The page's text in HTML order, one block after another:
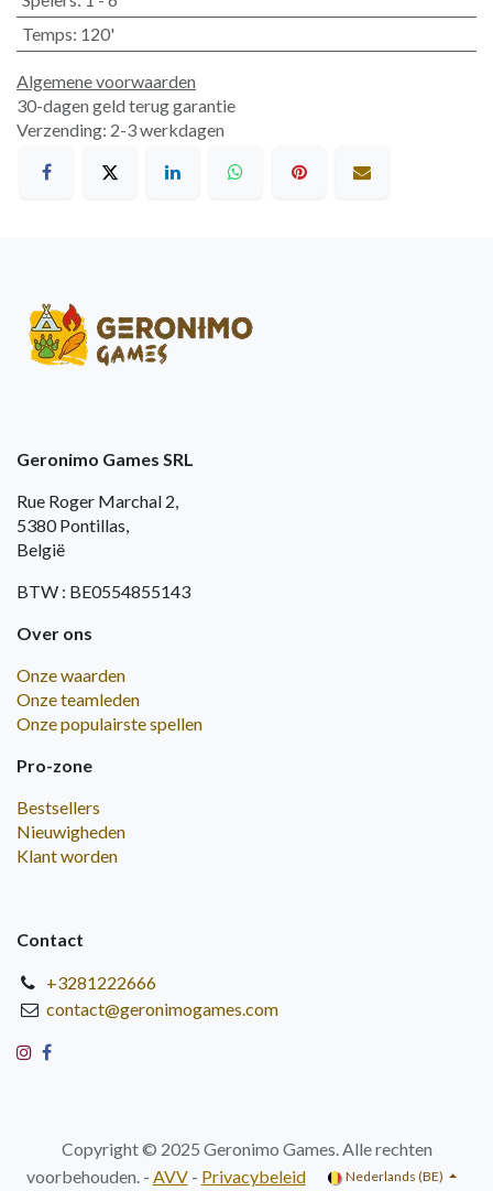
Temps: 120'
Algemene voorwaarden
30-dagen geld terug garantie
Verzending: 2-3 werkdagen
Geronimo Games SRL
Rue Roger Marchal 2,
5380 Pontillas,
België
BTW : BE0554855143
Over ons
Onze waarden
Onze teamleden
Onze populairste spellen
Pro-zone
Bestsellers
Nieuwigheden
Klant worden
Contact
+3281222666
contact@geronimogames.com
Copyright © 2025 Geronimo Games. Alle rechten
voorbehouden. - AVV- Privacybeleid Nederlands (BE)